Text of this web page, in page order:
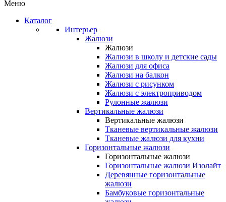
Меню
Каталог
Интерьер
Жалюзи
Жалюзи
Жалюзи в школу и детские сады
Жалюзи для офиса
Жалюзи на балкон
Жалюзи с рисунком
Жалюзи с электроприводом
Рулонные жалюзи
Вертикальные жалюзи
Вертикальные жалюзи
Тканевые вертикальные жалюзи
Тканевые жалюзи для кухни
Горизонтальные жалюзи
Горизонтальные жалюзи
Горизонтальные жалюзи Изолайт
Деревянные горизонтальные
жалюзи
Бамбуковые горизонтальные